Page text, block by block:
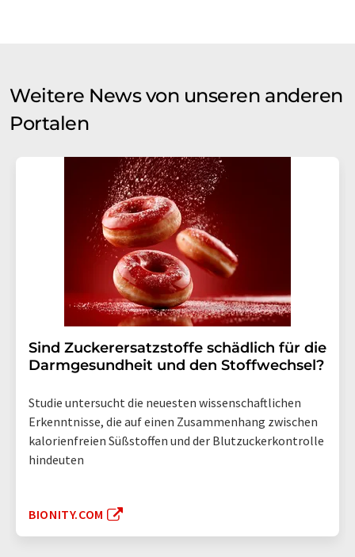
Weitere News von unseren anderen
Portalen
Sind Zuckerersatzstoffe schädlich für die
Darmgesundheit und den Stoffwechsel?
Studie untersucht die neuesten wissenschaftlichen
Erkenntnisse, die auf einen Zusammenhang zwischen
kalorienfreien Süßstoffen und der Blutzuckerkontrolle
hindeuten
BIONITY.COM